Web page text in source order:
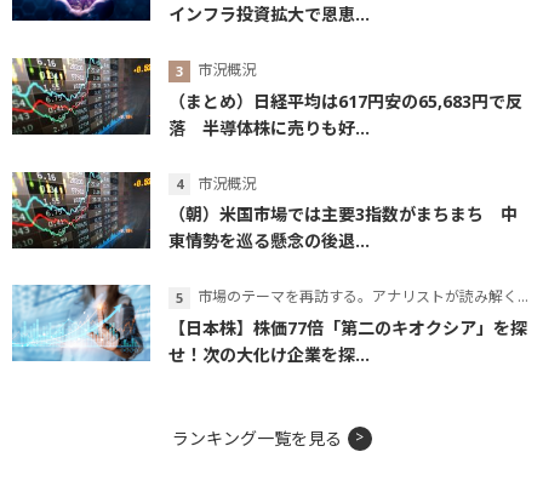
インフラ投資拡大で恩恵...
市況概況
（まとめ）日経平均は617円安の65,683円で反
落 半導体株に売りも好...
市況概況
（朝）米国市場では主要3指数がまちまち 中
東情勢を巡る懸念の後退...
市場のテーマを再訪する。アナリストが読み解くテーマの本質
【日本株】株価77倍「第二のキオクシア」を探
せ！次の大化け企業を探...
ランキング一覧を見る